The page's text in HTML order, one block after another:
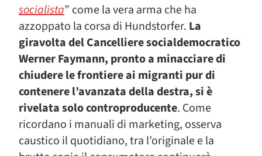
socialista” come la vera arma che ha
azzoppato la corsa di Hundstorfer. La
giravolta del Cancelliere socialdemocratico
Werner Faymann, pronto a minacciare di
chiudere le frontiere ai migranti pur di
contenere l’avanzata della destra, si è
rivelata solo controproducente. Come
ricordano i manuali di marketing, osserva
caustico il quotidiano, tra l’originale e la